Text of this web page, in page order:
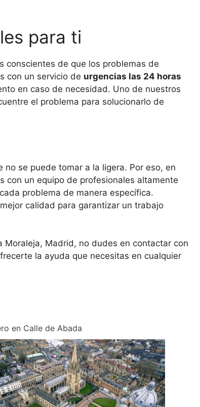
para ti
conscientes de que los problemas de
con un servicio de urgencias las 24 horas
en caso de necesidad. Uno de nuestros
el problema para solucionarlo de
se puede tomar a la ligera. Por eso, en
con un equipo de profesionales altamente
problema de manera específica.
calidad para garantizar un trabajo
Moraleja, Madrid, no dudes en contactar con
la ayuda que necesitas en cualquier
en Calle de Abada